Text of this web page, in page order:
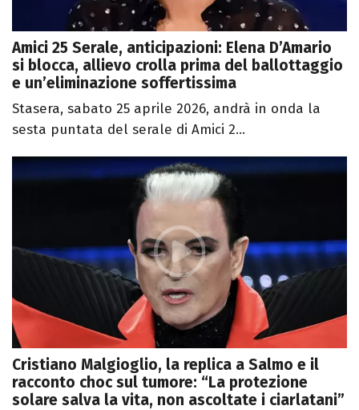
Amici 25 Serale, anticipazioni: Elena D’Amario
si blocca, allievo crolla prima del ballottaggio
e un’eliminazione soffertissima
Stasera, sabato 25 aprile 2026, andrà in onda la
sesta puntata del serale di Amici 2...
Cristiano Malgioglio, la replica a Salmo e il
racconto choc sul tumore: “La protezione
solare salva la vita, non ascoltate i ciarlatani”